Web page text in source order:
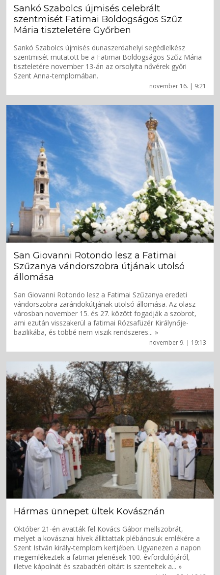
november 16. | 9:21
Sankó Szabolcs újmisés celebrált
szentmisét Fatimai Boldogságos Szűz
Mária tiszteletére Győrben
Sankó Szabolcs újmisés dunaszerdahelyi segédlelkész
szentmisét mutatott be a Fatimai Boldogságos Szűz Mária
tiszteletére november 13-án az orsolyita nővérek győri
Szent Anna-templomában.
november 9. | 19:13
San Giovanni Rotondo lesz a Fatimai
Szűzanya vándorszobra útjának utolsó
állomása
San Giovanni Rotondo lesz a Fatimai Szűzanya eredeti
vándorszobra zarándokútjának utolsó állomása. Az olasz
városban november 15. és 27. között fogadják a szobrot,
ami ezután visszakerül a fatimai Rózsafüzér Királynője-
bazilikába, és többé nem viszik rendszeres... »
Hármas ünnepet ültek Kovásznán
Október 21-én avatták fel Kovács Gábor mellszobrát,
melyet a kovásznai hívek állíttattak plébánosuk emlékére a
Szent István király-templom kertjében. Ugyanezen a napon
megemlékeztek a fatimai jelenések 100. évfordulójáról,
illetve kápolnát és szabadtéri oltárt is szenteltek a... »